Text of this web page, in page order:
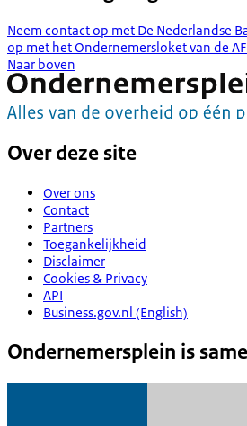
Neem contact op met De Nederlandse
op met het Ondernemersloket van de
Naar boven
Over deze site
Over ons
Contact
Partners
Toegankelijkheid
Disclaimer
Cookies & Privacy
API
Business.gov.nl (English)
Ondernemersplein is